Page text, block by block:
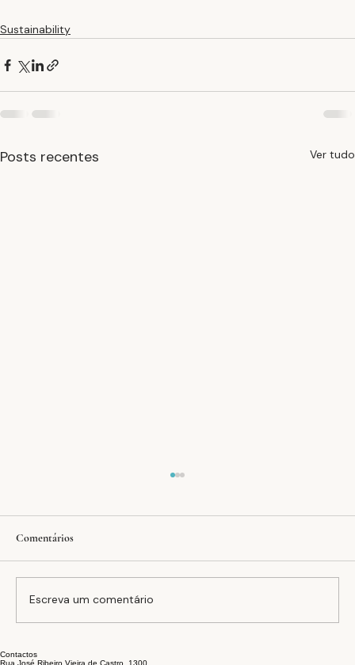
Sustainability
Posts recentes Ver tudo
Dias Mundial da Saúde
Comentários
Escreva um comentário
Contactos
Rua José Ribeiro Vieira de Castro, 1300